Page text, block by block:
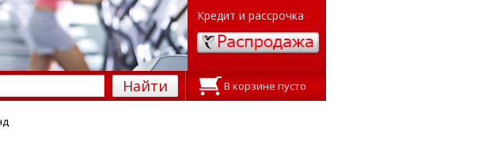
Кредит и рассрочка
Найти В корзине пусто